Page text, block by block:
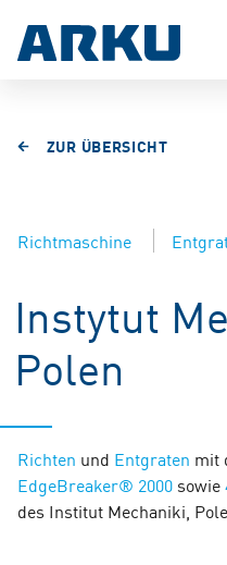
ZUR ÜBERSICHT
Richtmaschine
Instytut
Polen
Richten und Entgraten mit
EdgeBreaker® 2000 sowie
des Institut Mechaniki,